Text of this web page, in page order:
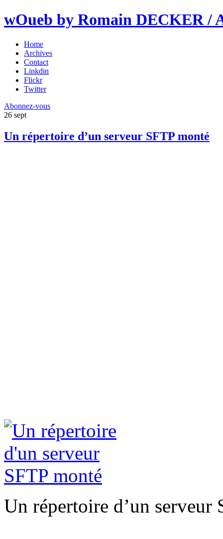
wOueb by Romain DECKER /
Home
Archives
Contact
Linkdin
Flickr
Twitter
Abonnez-vous
26 sept
Un répertoire d’un serveur SFTP monté
Un répertoire d’un serveur